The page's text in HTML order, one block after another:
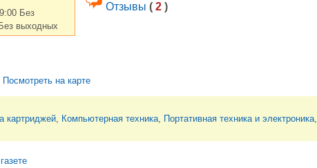
Без
выходных
Отзывы ( 2)
Посмотреть на карте
картриджей, Компьютерная техника, Портативная техника и электроника,